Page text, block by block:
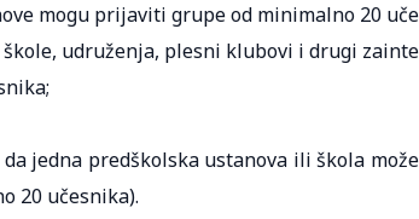
mogu prijaviti grupe od minimalno 20
udruženja, plesni klubovi i drugi
jedna predškolska ustanova ili škola
20 učesnika).